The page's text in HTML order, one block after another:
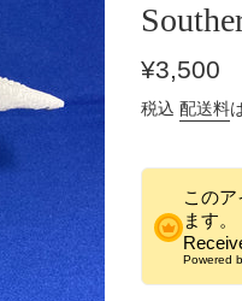
通
価
¥3,500
税込 配送料
この
ます。
Powered